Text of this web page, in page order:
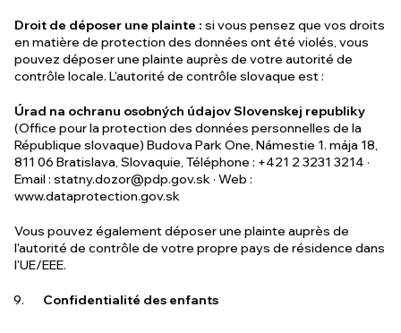
Droit de déposer une plainte : si vous pensez que vos droits
en matière de protection des données ont été violés, vous
pouvez déposer une plainte auprès de votre autorité de
contrôle locale. L'autorité de contrôle slovaque est :
Úrad na ochranu osobných údajov Slovenskej republiky
(Office pour la protection des données personnelles de la
République slovaque) Budova Park One, Námestie 1. mája 18,
811 06 Bratislava, Slovaquie, Téléphone : +421 2 3231 3214 ·
Email : statny.dozor@pdp.gov.sk· Web :
www.dataprotection.gov.sk
Vous pouvez également déposer une plainte auprès de
l'autorité de contrôle de votre propre pays de résidence dans
l'UE/EEE.
Confidentialité des enfants